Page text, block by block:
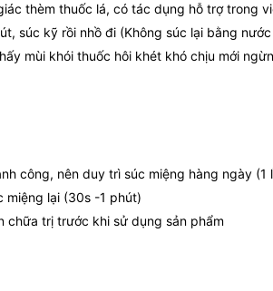
thèm thuốc lá, có tác dụng hỗ trợ trong
súc kỹ rồi nhồ đi (Không súc lại bằng
mùi khói thuốc hôi khét khó chịu mới
công, nên duy trì súc miệng hàng ngày
miệng lại (30s -1 phút)
chữa trị trước khi sử dụng sản phẩm